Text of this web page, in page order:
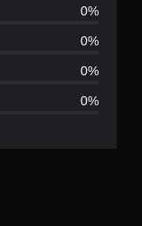
0%
0%
0%
0%